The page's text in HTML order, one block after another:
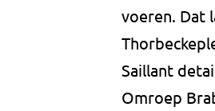
voeren. Dat
Saillant
Omroep